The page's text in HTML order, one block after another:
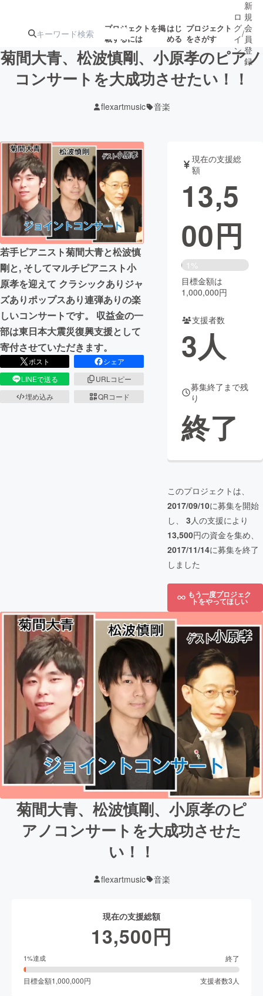
プロジェクトを掲
載するには
はじ
める
プロジェクト
をさがす
ジェクト
募集終了が近いプ
ロジェクト
アート・写真 音楽
テクノロジー・ガジェット ゲーム・
映像・映画 書籍・雑誌
ビジネス・起業 チャレンジ
まちづくり・地域活性化
CAMPFIRE for Social Good
CAMPFIRE Creation
CAMPFIREふるさと納税 machi-ya コミュニティ
ロ
グ
イ
ン
/
新
規
会
員
登
録
菊間大青、松波慎剛、小原孝のピアノ
コンサートを大成功させたい！！
flexartmusic 音楽
若手ピアニスト菊間大青と松波慎
剛と, そしてマルチピアニスト小
原孝を迎えて クラシックありジャ
ズありポップスあり連弾ありの楽
しいコンサートです。 収益金の一
部は東日本大震災復興支援として
寄付させていただきます。
ポスト
シェア
LINEで送る
URLコピー
埋め込み
QRコード
現在の支援総
額
13,5
00円
1%
目標金額は
1,000,000円
支援者数
3人
募集終了まで残
り
終了
このプロジェクトは、
2017/09/10に募集を開始
し、 3人の支援により
13,500円の資金を集め、
2017/11/14に募集を終了
しました
もう一度プロジェク
トをやってほしい
菊間大青、松波慎剛、小原孝のピ
アノコンサートを大成功させた
い！！
flexartmusic 音楽
現在の支援総額
13,500円
1%達成 終了
目標金額1,000,000円 支援者数3 人